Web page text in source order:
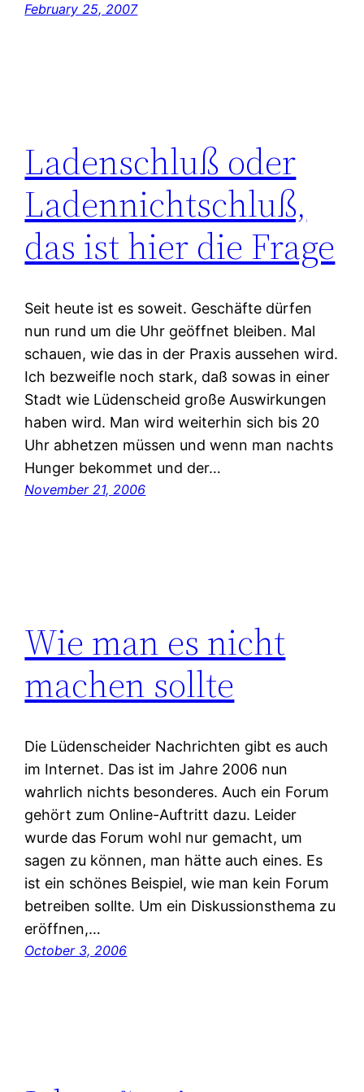
February 25, 2007
Ladenschluß oder
Ladennichtschluß,
das ist hier die Frage
Seit heute ist es soweit. Geschäfte dürfen
nun rund um die Uhr geöffnet bleiben. Mal
schauen, wie das in der Praxis aussehen wird.
Ich bezweifle noch stark, daß sowas in einer
Stadt wie Lüdenscheid große Auswirkungen
haben wird. Man wird weiterhin sich bis 20
Uhr abhetzen müssen und wenn man nachts
Hunger bekommet und der…
November 21, 2006
Wie man es nicht
machen sollte
Die Lüdenscheider Nachrichten gibt es auch
im Internet. Das ist im Jahre 2006 nun
wahrlich nichts besonderes. Auch ein Forum
gehört zum Online-Auftritt dazu. Leider
wurde das Forum wohl nur gemacht, um
sagen zu können, man hätte auch eines. Es
ist ein schönes Beispiel, wie man kein Forum
betreiben sollte. Um ein Diskussionsthema zu
eröffnen,…
October 3, 2006